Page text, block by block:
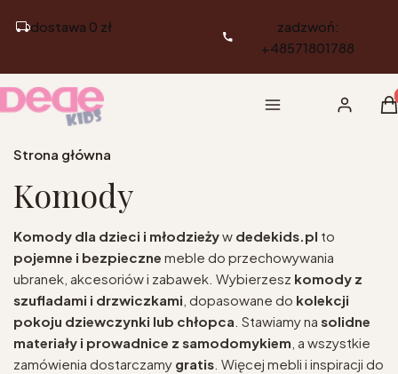
dostawa 0 zł
zadzwoń:
+48571801788
Menu Zaloguj się
Strona główna
Komody
Komody dla dzieci i młodzieżyw dedekids.pl to
pojemne i bezpieczne meble do przechowywania
ubranek, akcesoriów i zabawek. Wybierzesz komody z
szufladami i drzwiczkami , dopasowane do kolekcji
pokoju dziewczynki lub chłopca . Stawiamy na solidne
materiały i prowadnice z samodomykiem , a wszystkie
zamówienia dostarczamy gratis . Więcej mebli i inspiracji do